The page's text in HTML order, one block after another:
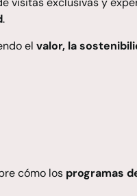
.
el valor, la
cómo los programas